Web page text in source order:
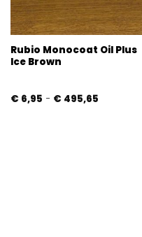
Rubio Monocoat Oil Plus
Ice Brown
€ 6,95 - € 495,65Prijsklasse: